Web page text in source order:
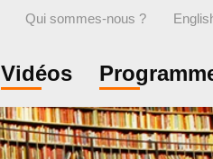
Qui sommes-nous ?
Vidéos